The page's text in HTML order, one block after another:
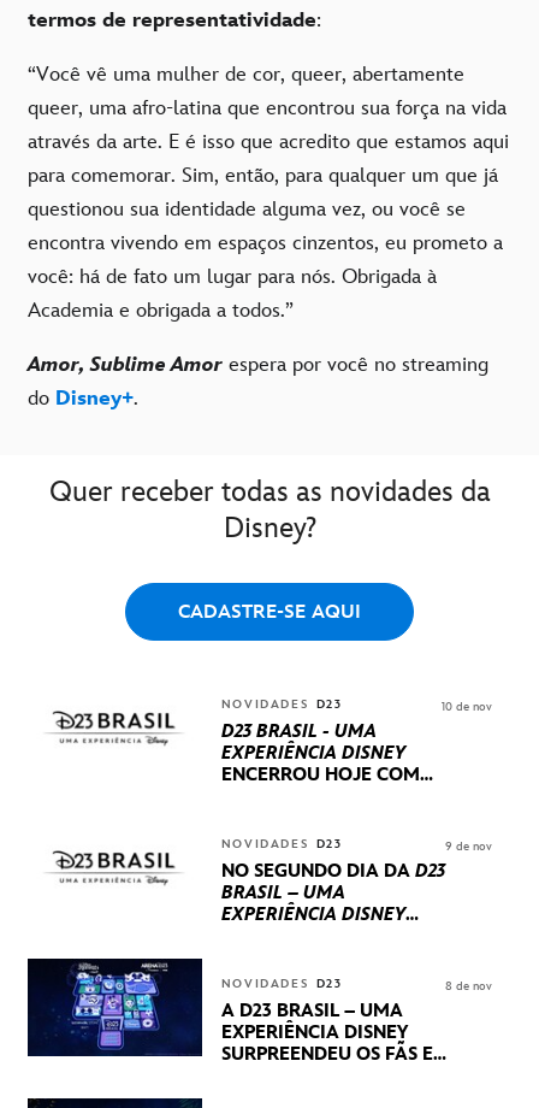
termos de representatividade:
“Você vê uma mulher de cor, queer, abertamente
queer, uma afro-latina que encontrou sua força na vida
através da arte. E é isso que acredito que estamos aqui
para comemorar. Sim, então, para qualquer um que já
questionou sua identidade alguma vez, ou você se
encontra vivendo em espaços cinzentos, eu prometo a
você: há de fato um lugar para nós. Obrigada à
Academia e obrigada a todos.”
Amor, Sublime Amor espera por você no streaming
do Disney+.
Quer receber todas as novidades da
Disney?
CADASTRE-SE AQUI
NOVIDADES D23
D23 BRASIL - UMA
EXPERIÊNCIA DISNEY
ENCERROU HOJE COM
INTERNACIONAIS E
PRODUÇÕES BRASILEIRAS
10 de nov
NOVIDADES D23
NO SEGUNDO DIA DA D23
BRASIL – UMA
EXPERIÊNCIA DISNEY
STUDIOS REVELARAM
PRÉVIAS E NOVIDADES
DOS SEUS PRÓXIMOS
LANÇAMENTOS
9 de nov
NOVIDADES D23
A D23 BRASIL – UMA
EXPERIÊNCIA DISNEY
SURPREENDEU OS FÃS EM
8 de nov